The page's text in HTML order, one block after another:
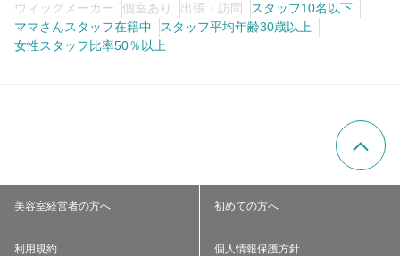
ウィッグメーカー
個室あり 出張・訪問
スタッフ10名以下
ママさんスタッフ在籍中
スタッフ平均年齢30歳以上
女性スタッフ比率50％以上
美容室経営者の方へ 初めての方へ
利用規約 個人情報保護方針